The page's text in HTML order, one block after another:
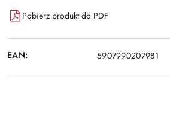
Pobierz produkt do PDF
EAN: 5907990207981